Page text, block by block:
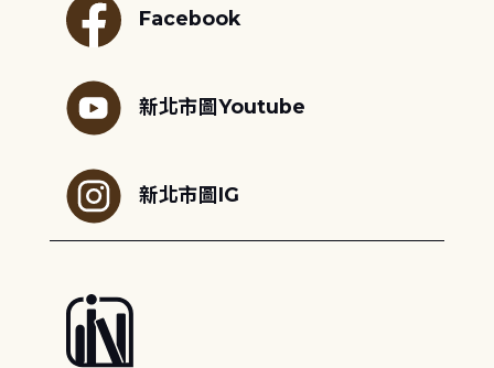
Facebook
新北市圖Youtube
新北市圖IG